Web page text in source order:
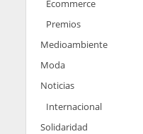
Ecommerce
Premios
Medioambiente
Moda
Noticias
Internacional
Solidaridad